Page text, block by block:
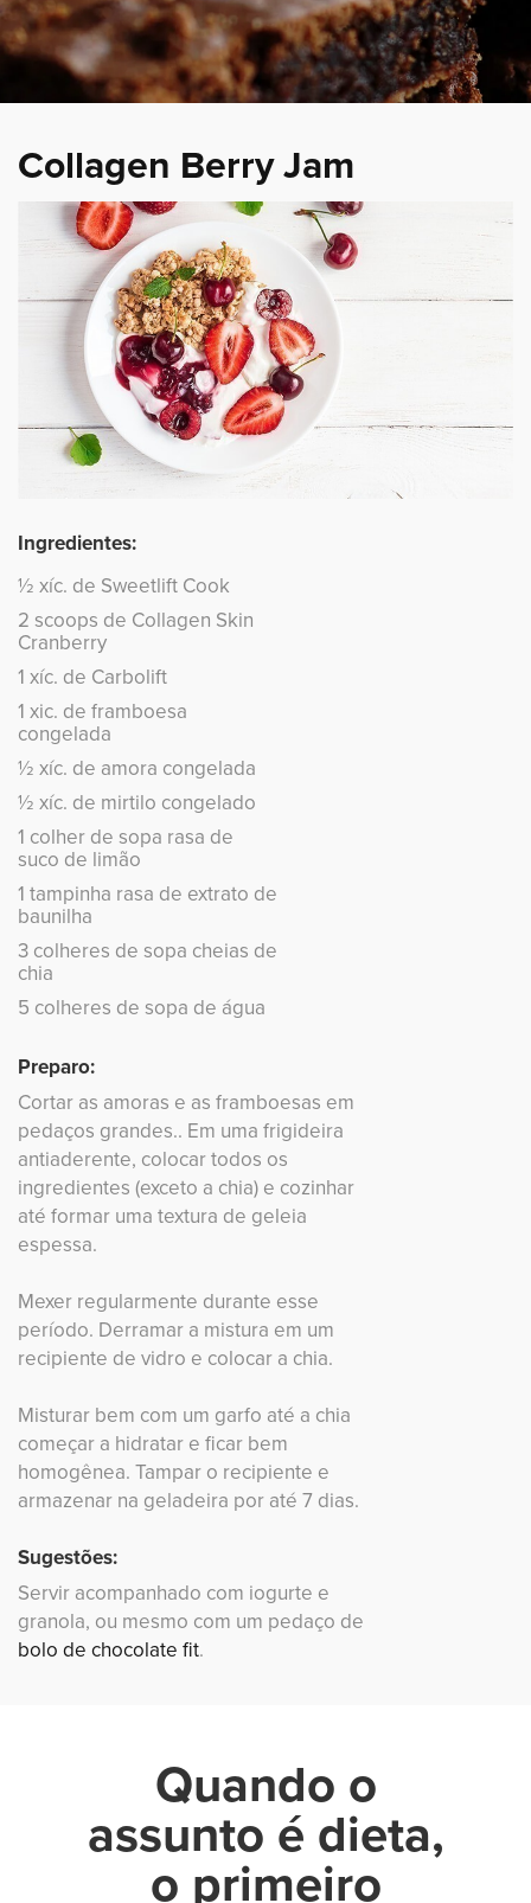
Collagen Berry Jam
Ingredientes:
½ xíc. de Sweetlift Cook
2 scoops de Collagen Skin
Cranberry
1 xíc. de Carbolift
1 xic. de framboesa
congelada
½ xíc. de amora congelada
½ xíc. de mirtilo congelado
1 colher de sopa rasa de
suco de limão
1 tampinha rasa de extrato de
baunilha
3 colheres de sopa cheias de
chia
5 colheres de sopa de água
Preparo:
Cortar as amoras e as framboesas em
pedaços grandes.. Em uma frigideira
antiaderente, colocar todos os
ingredientes (exceto a chia) e cozinhar
até formar uma textura de geleia
espessa.
Mexer regularmente durante esse
período. Derramar a mistura em um
recipiente de vidro e colocar a chia.
Misturar bem com um garfo até a chia
começar a hidratar e ficar bem
homogênea. Tampar o recipiente e
armazenar na geladeira por até 7 dias.
Sugestões:
Servir acompanhado com iogurte e
granola, ou mesmo com um pedaço de
bolo de chocolate fit.
Quando o
assunto é dieta,
o primeiro